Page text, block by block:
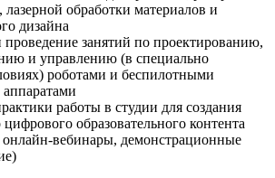
обработки материалов и
дизайна
проведение занятий по проектированию,
и управлению (в специально
роботами и беспилотными
работы в студии для создания
образовательного контента
онлайн-вебинары, демонстрационные